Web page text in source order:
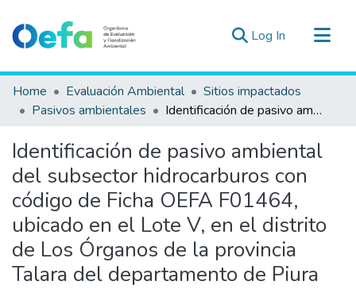
Log In (current)
Communities & Collections
All of DSpace
Estad. Externas
Guias ▾
Home Evaluación Ambiental
Sitios impactados
Pasivos ambientales
Identificación de pasivo ambiental del subsector hidrocarburos con código de Ficha OEFA F01464, ubicado en el Lote V, en el distrito de Los Órganos de la provincia Talara del departamento de Piura
Identificación de pasivo ambiental
del subsector hidrocarburos con
código de Ficha OEFA F01464,
ubicado en el Lote V, en el distrito
de Los Órganos de la provincia
Talara del departamento de Piura